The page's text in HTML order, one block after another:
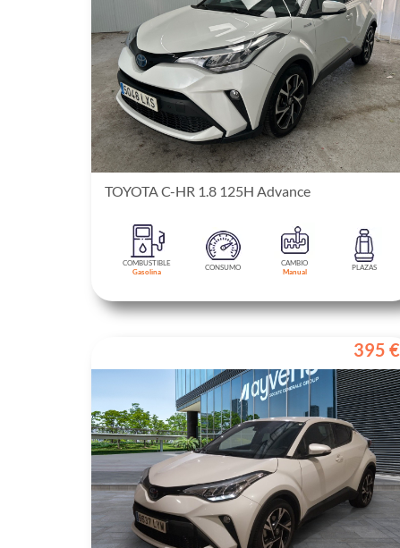
TOYOTA C-HR 1.8 125H Advance
COMBUSTIBLE
Gasolina
CONSUMO
CAMBIO
Manual
PLAZAS
395 €